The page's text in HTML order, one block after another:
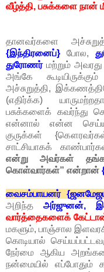
வீழ்த்தி, பசுக்களை நான்
தானவர்களை
{இந்திரனைப்}போல,
துரோணர்மற்றும்
அங்கே
அச்சுறுத்தி,
(எதிர்க்க)
பசுக்களைக் கவர்ந்து
என்னால் என்ன செய்ய
குருக்கள்
சாட்சியாகக்
என்று அவர்கள்
கொள்வார்கள்” என்றான்
வைசம்பாயனர்
அறிந்த அர்ஜுனன்,
வார்த்தைகளைக்
மகளும், பாஞ்சால
கொடியால்
நேர்மை ஆகிய
நன்மையில் எப்போதும்